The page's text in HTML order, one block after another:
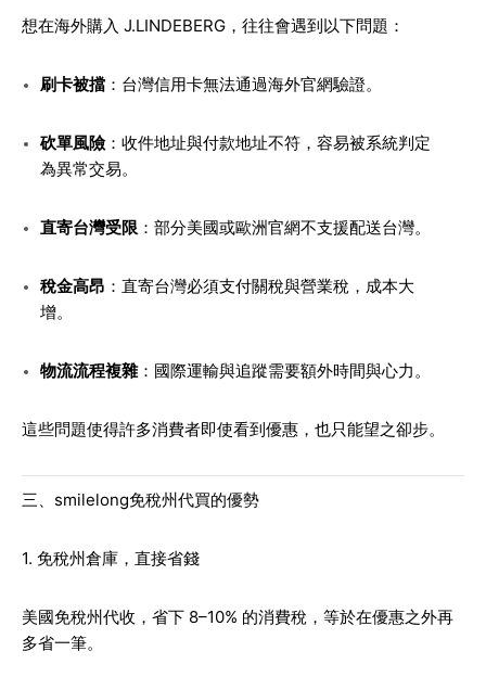
想在海外購入 J.LINDEBERG，往往會遇到以下問題：
刷卡被擋：台灣信用卡無法通過海外官網驗證。
砍單風險：收件地址與付款地址不符，容易被系統判定
為異常交易。
直寄台灣受限：部分美國或歐洲官網不支援配送台灣。
稅金高昂 ：直寄台灣必須支付關稅與營業稅，成本大
增。
物流流程複雜：國際運輸與追蹤需要額外時間與心力。
這些問題使得許多消費者即使看到優惠，也只能望之卻步。
三、smilelong免稅州代買的優勢
1. 免稅州倉庫，直接省錢
美國免稅州代收，省下 8–10% 的消費稅，等於在優惠之外再
多省一筆。